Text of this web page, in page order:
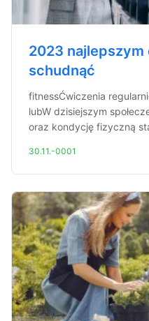
2023 najlepszym
schudnąć
fitnessĆwiczenia
lubW dzisiejszym
oraz kondycję fizyczną
30.11.-0001